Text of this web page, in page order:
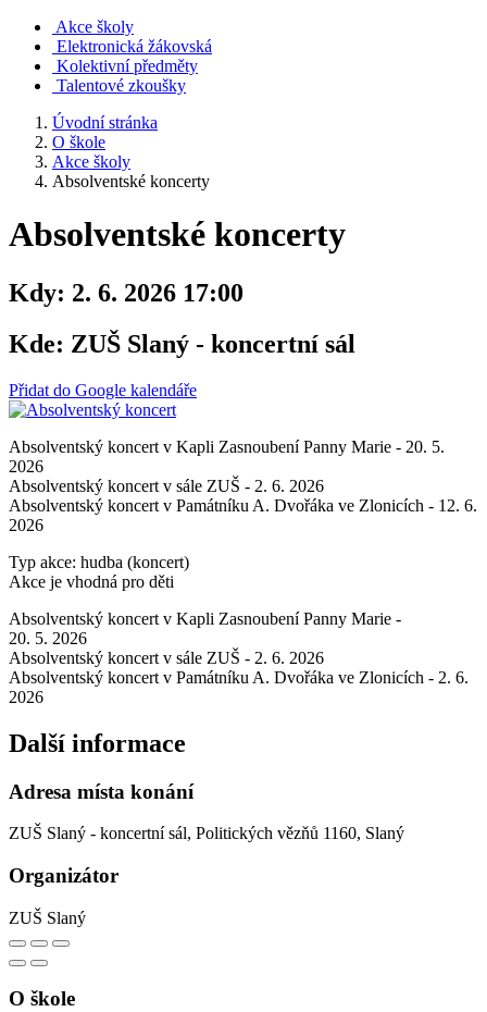
Akce školy
Elektronická žákovská
Kolektivní předměty
Talentové zkoušky
Úvodní stránka
O škole
Akce školy
Absolventské koncerty
Absolventské koncerty
Kdy: 2. 6. 2026 17:00
Kde: ZUŠ Slaný - koncertní sál
Přidat do Google kalendáře
Absolventský koncert v Kapli Zasnoubení Panny Marie - 20. 5.
2026
Absolventský koncert v sále ZUŠ - 2. 6. 2026
Absolventský koncert v Památníku A. Dvořáka ve Zlonicích - 12. 6.
2026
Typ akce: hudba (koncert)
Akce je vhodná pro děti
Absolventský koncert v Kapli Zasnoubení Panny Marie -
20. 5. 2026
Absolventský koncert v sále ZUŠ - 2. 6. 2026
Absolventský koncert v Památníku A. Dvořáka ve Zlonicích - 2. 6.
2026
Další informace
Adresa místa konání
ZUŠ Slaný - koncertní sál, Politických vězňů 1160, Slaný
Organizátor
ZUŠ Slaný
O škole